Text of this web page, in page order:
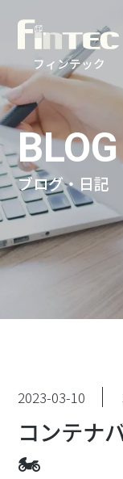
フィンテック
BLOG
ブログ・日記
2023-03-10
コンテナ
🏍